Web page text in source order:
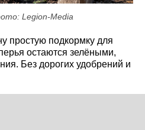
Legion-Media
простую подкормку для
остаются зелёными,
Без дорогих удобрений и